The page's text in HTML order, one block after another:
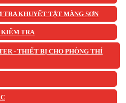
KHUYẾT TẬT MÀNG SƠN
KIỂM TRA
- THIẾT BỊ CHO PHÒNG THÍ